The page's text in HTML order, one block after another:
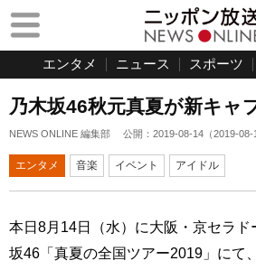
エンタメ ニュース スポーツ
乃木坂46秋元真夏が新キャ
NEWS ONLINE 編集部 公開： 2019-08-14 （2019-08-
エンタメ 音楽 イベント アイドル
本日8月14日（水）に大阪・京セラド
坂46「真夏の全国ツアー2019」にて